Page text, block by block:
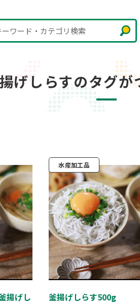
ーワード・カテゴリ検索
げしらすのタグが
揚げし
水産加工品
釜揚げしらす500g